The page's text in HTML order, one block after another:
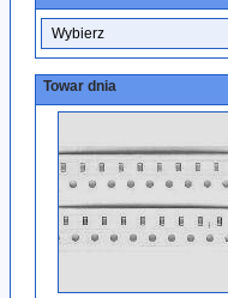
Towar dnia